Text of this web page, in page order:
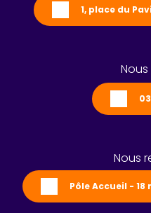
1, place du
Nous
Pôle Accueil - 18